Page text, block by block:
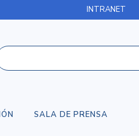
INTRANET
SALA DE PRENSA